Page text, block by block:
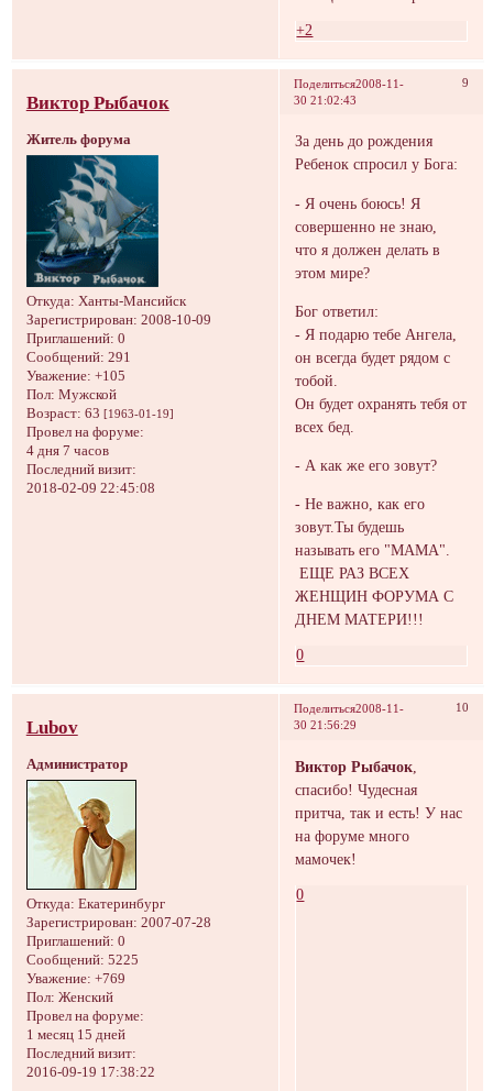
+2
Поделиться 9
2008-11-
30 21:02:43
Виктор Рыбачок
Житель форума
Откуда: Ханты-Мансийск
Зарегистрирован: 2008-10-09
Приглашений: 0
Сообщений: 291
Уважение: +105
Пол: Мужской
Возраст: 63 [1963-01-19]
Провел на форуме:
4 дня 7 часов
Последний визит:
2018-02-09 22:45:08
За день до рождения
Ребенок спросил у Бога:
- Я очень боюсь! Я
совершенно не знаю,
что я должен делать в
этом мире?
Бог ответил:
- Я подарю тебе Ангела,
он всегда будет рядом с
тобой.
Он будет охранять тебя от
всех бед.
- А как же его зовут?
- Не важно, как его
зовут.Ты будешь
называть его "МАМА".
ЕЩЕ РАЗ ВСЕХ
ЖЕНЩИН ФОРУМА С
ДНЕМ МАТЕРИ!!!
0
Поделиться 10
2008-11-
30 21:56:29
Lubov
Администратор
Откуда: Екатеринбург
Зарегистрирован: 2007-07-28
Приглашений: 0
Сообщений: 5225
Уважение: +769
Пол: Женский
Провел на форуме:
1 месяц 15 дней
Последний визит:
2016-09-19 17:38:22
Виктор Рыбачок
спасибо! Чудесная
притча, так и есть! У нас
на форуме много
мамочек!
0